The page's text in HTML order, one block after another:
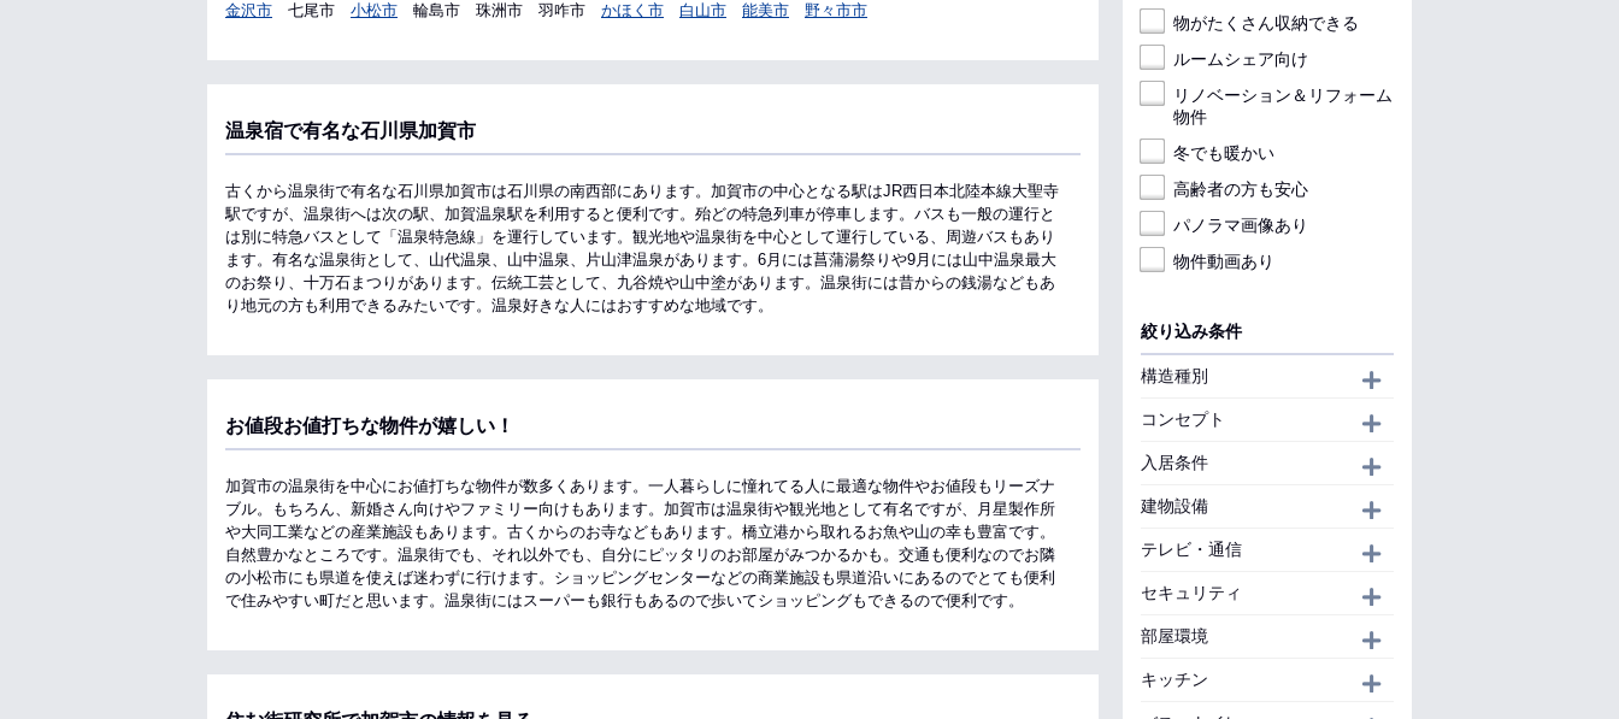
金沢市 七尾市 小松市 輪島市 珠洲市 羽咋市 かほく市 白山市 能美市 野々市市
温泉宿で有名な石川県加賀市
古くから温泉街で有名な石川県加賀市は石川県の南西部にあります。加賀市の中心となる駅はJR西日本北陸本線大聖寺
駅ですが、温泉街へは次の駅、加賀温泉駅を利用すると便利です。殆どの特急列車が停車します。バスも一般の運行と
は別に特急バスとして「温泉特急線」を運行しています。観光地や温泉街を中心として運行している、周遊バスもあり
ます。有名な温泉街として、山代温泉、山中温泉、片山津温泉があります。6月には菖蒲湯祭りや9月には山中温泉最大
のお祭り、十万石まつりがあります。伝統工芸として、九谷焼や山中塗があります。温泉街には昔からの銭湯などもあ
り地元の方も利用できるみたいです。温泉好きな人にはおすすめな地域です。
お値段お値打ちな物件が嬉しい！
加賀市の温泉街を中心にお値打ちな物件が数多くあります。一人暮らしに憧れてる人に最適な物件やお値段もリーズナ
ブル。もちろん、新婚さん向けやファミリー向けもあります。加賀市は温泉街や観光地として有名ですが、月星製作所
や大同工業などの産業施設もあります。古くからのお寺などもあります。橋立港から取れるお魚や山の幸も豊富です。
自然豊かなところです。温泉街でも、それ以外でも、自分にピッタリのお部屋がみつかるかも。交通も便利なのでお隣
の小松市にも県道を使えば迷わずに行けます。ショッピングセンターなどの商業施設も県道沿いにあるのでとても便利
で住みやすい町だと思います。温泉街にはスーパーも銀行もあるので歩いてショッピングもできるので便利です。
物がたくさん収納できる
ルームシェア向け
リノベーション＆リフォーム
物件
冬でも暖かい
高齢者の方も安心
パノラマ画像あり
物件動画あり
絞り込み条件
構造種別
コンセプト
入居条件
建物設備
テレビ・通信
セキュリティ
部屋環境
キッチン